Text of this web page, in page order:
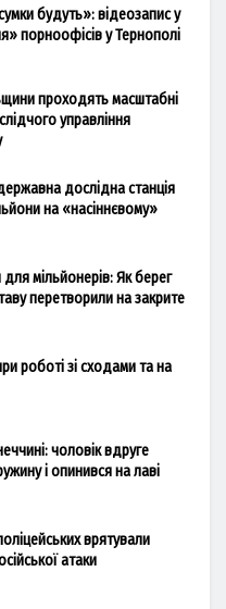
будуть»: відеозапис у
порноофісів у Тернополі
проходять масштабні
управління
дослідна станція
на «насіннєвому»
мільйонерів: Як берег
перетворили на закрите
роботі зі сходами та на
чоловік вдруге
і опинився на лаві
врятували
атаки